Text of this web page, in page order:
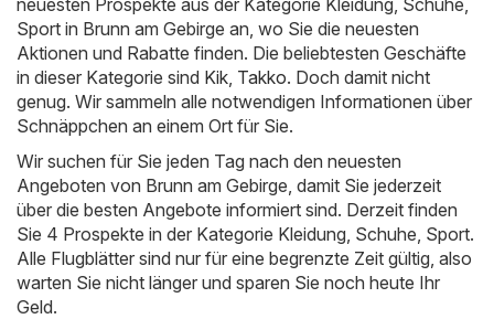
Sport in Brunn am Gebirge an, wo Sie die neuesten
Aktionen und Rabatte finden. Die beliebtesten Geschäfte
in dieser Kategorie sind Kik Takko. Doch damit nicht
genug. Wir sammeln alle notwendigen Informationen über
Schnäppchen an einem Ort für Sie.
Wir suchen für Sie jeden Tag nach den neuesten
Angeboten von Brunn am Gebirge, damit Sie jederzeit
über die besten Angebote informiert sind. Derzeit finden
Sie 4 Prospekte in der Kategorie Kleidung, Schuhe, Sport.
Alle Flugblätter sind nur für eine begrenzte Zeit gültig, also
warten Sie nicht länger und sparen Sie noch heute Ihr
Geld.